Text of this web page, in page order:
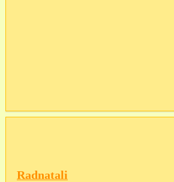
Radnatali